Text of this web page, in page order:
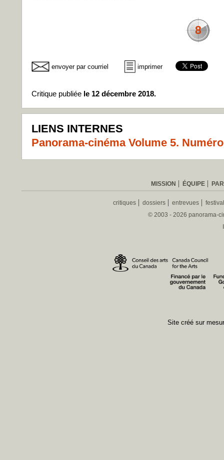
8
envoyer par courriel imprimer
Critique publiée le 12 décembre 2018.
LIENS INTERNES
Panorama-cinéma Volume 5.
MISSION ÉQUIPE
critiques dossiers entrevues
© 2003 - 2026 panorama-
Site créé sur